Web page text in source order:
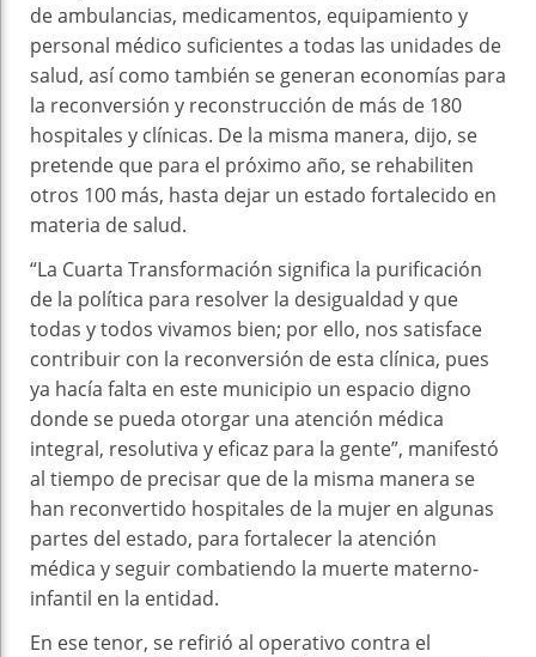
de ambulancias, medicamentos, equipamiento y
personal médico suficientes a todas las unidades de
salud, así como también se generan economías para
la reconversión y reconstrucción de más de 180
hospitales y clínicas. De la misma manera, dijo, se
pretende que para el próximo año, se rehabiliten
otros 100 más, hasta dejar un estado fortalecido en
materia de salud.
“La Cuarta Transformación significa la purificación
de la política para resolver la desigualdad y que
todas y todos vivamos bien; por ello, nos satisface
contribuir con la reconversión de esta clínica, pues
ya hacía falta en este municipio un espacio digno
donde se pueda otorgar una atención médica
integral, resolutiva y eficaz para la gente”, manifestó
al tiempo de precisar que de la misma manera se
han reconvertido hospitales de la mujer en algunas
partes del estado, para fortalecer la atención
médica y seguir combatiendo la muerte materno-
infantil en la entidad.
En ese tenor, se refirió al operativo contra el